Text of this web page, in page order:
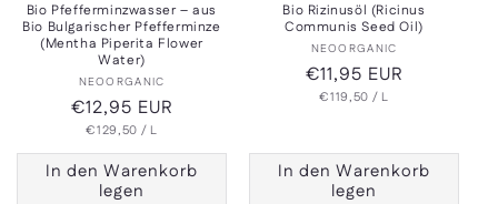
Bio Pfefferminzwasser – aus
Bio Bulgarischer Pfefferminze
(Mentha Piperita Flower
Water)
Anbieter:
NEOORGANIC
Normaler
Preis
€12,95 EUR
GRUNDPREIS
€129,50 / PRO
L
In den Warenkorb
legen
Bio Rizinusöl (Ricinus
Communis Seed Oil)
Anbieter:
NEOORGANIC
Normaler
Preis
€11,95 EUR
GRUNDPREIS
€119,50 / PRO
L
In den Warenkorb
legen